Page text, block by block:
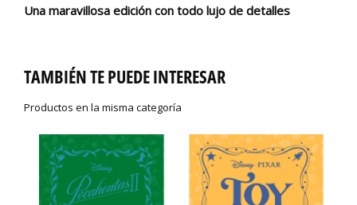
Una maravillosa edición con todo lujo de detalles
TAMBIÉN TE PUEDE INTERESAR
Productos en la misma categoría